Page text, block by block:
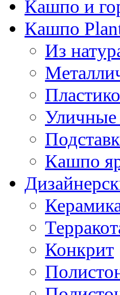
Кашпо и
Кашпо
Из
Кашпо
Конкрит